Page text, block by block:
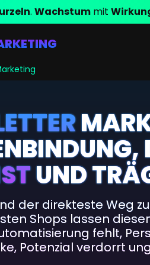
. Wachstum mit
Online Marketing
SEO
SEA
Content
Comparison Shopping
Social Media Marketing
Server-Side-Tracking
Newsletter-Marketing
Referenzen
Core Values
UND
der direkteste Weg
Shops lassen
fehlt,
Potenzial verdorrt